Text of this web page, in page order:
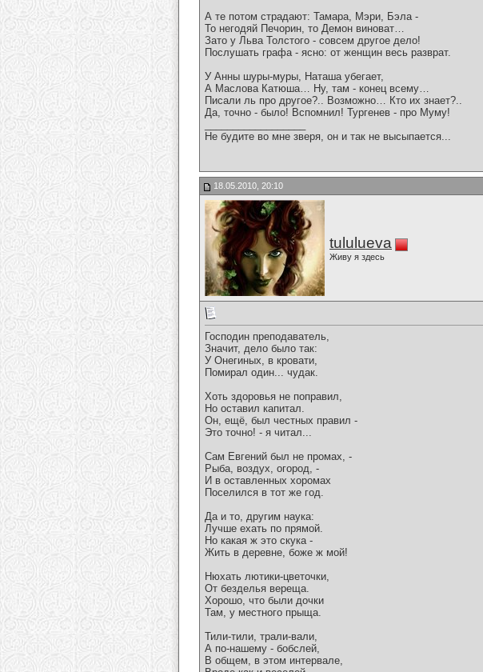
А те потом страдают: Тамара, Мэри, Бэла -
То негодяй Печорин, то Демон виноват…
Зато у Льва Толстого - совсем другое дело!
Послушать графа - ясно: от женщин весь разврат.
У Анны шуры-муры, Наташа убегает,
А Маслова Катюша… Ну, там - конец всему…
Писали ль про другое?.. Возможно… Кто их знает?..
Да, точно - было! Вспомнил! Тургенев - про Муму!
Не будите во мне зверя, он и так не высыпается...
18.05.2010, 20:10
tululueva
Живу я здесь
Господин преподаватель,
Значит, дело было так:
У Онегиных, в кровати,
Помирал один... чудак.
Хоть здоровья не поправил,
Но оставил капитал.
Он, ещё, был честных правил -
Это точно! - я читал...
Сам Евгений был не промах, -
Рыба, воздух, огород, -
И в оставленных хоромах
Поселился в тот же год.
Да и то, другим наука:
Лучше ехать по прямой.
Но какая ж это скука -
Жить в деревне, боже ж мой!
Нюхать лютики-цветочки,
От безделья вереща.
Хорошо, что были дочки
Там, у местного прыща.
Тили-тили, трали-вали,
А по-нашему - бобслей,
В общем, в этом интервале,